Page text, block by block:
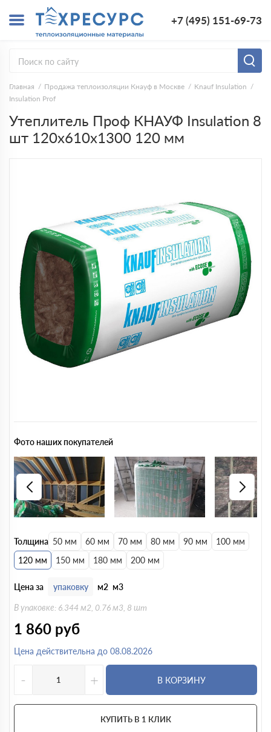
+7 (495) 151-69-73
Главная Продажа теплоизоляции Кнауф в Москве
Knauf Insulation
Insulation Prof
Утеплитель Проф КНАУФ Insulation 8
шт 120х610х1300 120 мм
Толщина 50 мм 60 мм 70 мм 80 мм 90 мм
100 мм
120 мм
150 мм 180 мм 200 мм
Цена за упаковку м2 м3
В упаковке: 6.344 м2, 0.76 м3, 8 шт
1 860 руб
Цена действительна до 08.08.2026
- + В КОРЗИНУ
КУПИТЬ В 1 КЛИК
Фото наших покупателей